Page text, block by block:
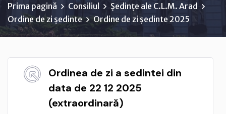
Prima pagină Consiliul
Ședințe ale C.L.M. Arad
Ordine de zi ședinte
Ordine de zi ședinte 2025
Ordinea de zi a sedintei din
data de 22 12 2025
(extraordinară)